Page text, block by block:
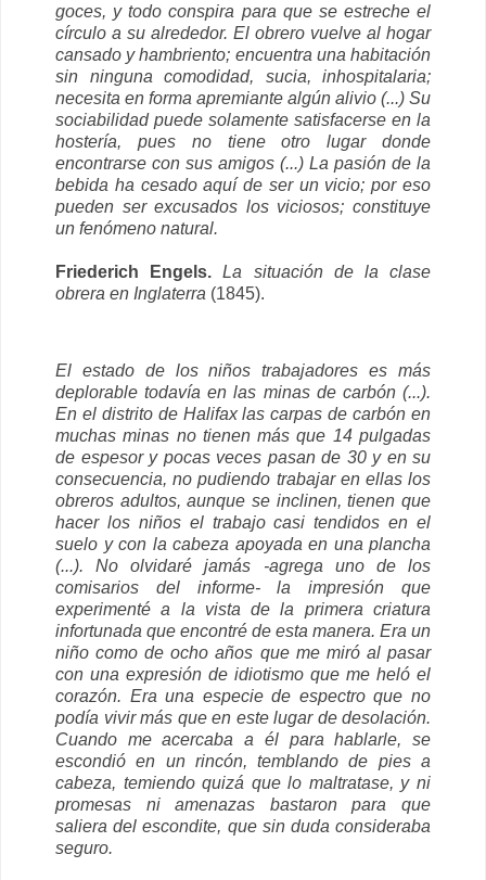
goces, y todo conspira para que se estreche el
círculo a su alrededor. El obrero vuelve al hogar
cansado y hambriento; encuentra una habitación
sin ninguna comodidad, sucia, inhospitalaria;
necesita en forma apremiante algún alivio (...) Su
sociabilidad puede solamente satisfacerse en la
hostería, pues no tiene otro lugar donde
encontrarse con sus amigos (...) La pasión de la
bebida ha cesado aquí de ser un vicio; por eso
pueden ser excusados los viciosos; constituye
un fenómeno natural.
Friederich Engels.
La situación de la clase
obrera en Inglaterra (1845).
El estado de los niños trabajadores es más
deplorable todavía en las minas de carbón (...).
En el distrito de Halifax las carpas de carbón en
muchas minas no tienen más que 14 pulgadas
de espesor y pocas veces pasan de 30 y en su
consecuencia, no pudiendo trabajar en ellas los
obreros adultos, aunque se inclinen, tienen que
hacer los niños el trabajo casi tendidos en el
suelo y con la cabeza apoyada en una plancha
(...). No olvidaré jamás -agrega uno de los
comisarios del informe- la impresión que
experimenté a la vista de la primera criatura
infortunada que encontré de esta manera. Era un
niño como de ocho años que me miró al pasar
con una expresión de idiotismo que me heló el
corazón. Era una especie de espectro que no
podía vivir más que en este lugar de desolación.
Cuando me acercaba a él para hablarle, se
escondió en un rincón, temblando de pies a
cabeza, temiendo quizá que lo maltratase, y ni
promesas ni amenazas bastaron para que
saliera del escondite, que sin duda consideraba
seguro.